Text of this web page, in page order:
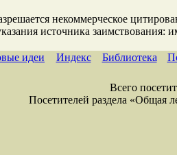
некоммерческое
источника заимствования:
идеи Индекс Библиотека
Всего
Посетителей раздела «Общая